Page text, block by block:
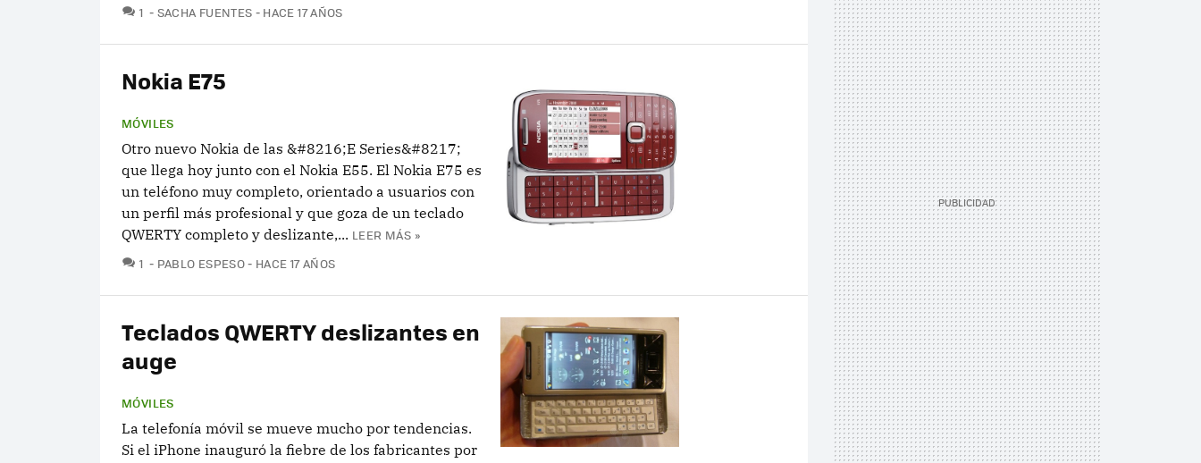
1 COMENTARIOS
SACHA FUENTES HACE 17 AÑOS
Nokia E75
MÓVILES
Otro nuevo Nokia de las &#8216;E Series&#8217;
que llega hoy junto con el Nokia E55. El Nokia E75 es
un teléfono muy completo, orientado a usuarios con
un perfil más profesional y que goza de un teclado
QWERTY completo y deslizante,... LEER MÁS »
1 COMENTARIOS
PABLO ESPESO HACE 17 AÑOS
Teclados QWERTY deslizantes en
auge
MÓVILES
La telefonía móvil se mueve mucho por tendencias.
Si el iPhone inauguró la fiebre de los fabricantes por